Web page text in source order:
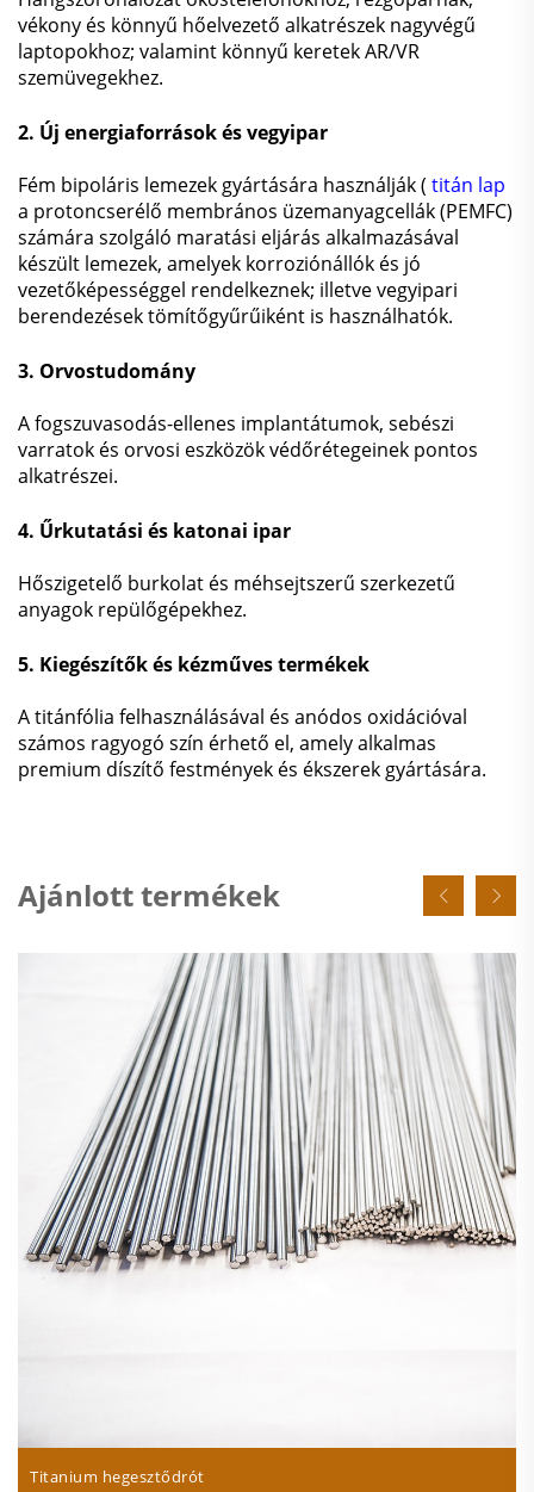
vékony és könnyű hőelvezető alkatrészek nagyvégű
laptopokhoz; valamint könnyű keretek AR/VR
szemüvegekhez.
2. Új energiaforrások és vegyipar
Fém bipoláris lemezek gyártására használják ( titán lap
a protoncserélő membrános üzemanyagcellák (PEMFC)
számára szolgáló maratási eljárás alkalmazásával
készült lemezek, amelyek korroziónállók és jó
vezetőképességgel rendelkeznek; illetve vegyipari
berendezések tömítőgyűrűiként is használhatók.
3. Orvostudomány
A fogszuvasodás-ellenes implantátumok, sebészi
varratok és orvosi eszközök védőrétegeinek pontos
alkatrészei.
4. Űrkutatási és katonai ipar
Hőszigetelő burkolat és méhsejtszerű szerkezetű
anyagok repülőgépekhez.
5. Kiegészítők és kézműves termékek
A titánfólia felhasználásával és anódos oxidációval
számos ragyogó szín érhető el, amely alkalmas
premium díszítő festmények és ékszerek gyártására.
Ajánlott termékek
Titanium hegesztődrót